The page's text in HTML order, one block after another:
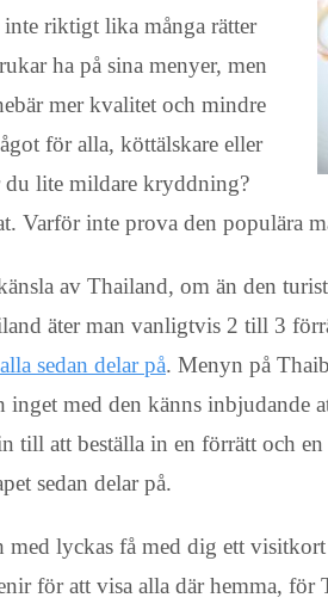
riktigt lika många rätter
ha på sina menyer, men
mer kvalitet och mindre
för alla, köttälskare eller
du lite mildare kryddning?
Varför inte prova den populära
av Thailand, om än den
äter man vanligtvis 2 till 3
sedan delar på. Menyn på
med den känns inbjudande
till att beställa in en förrätt och
sedan delar på.
lyckas få med dig ett
för att visa alla där hemma,